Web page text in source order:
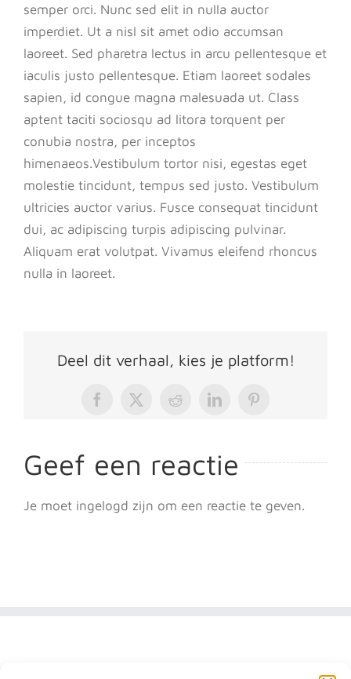
semper orci. Nunc sed elit in nulla auctor
imperdiet. Ut a nisl sit amet odio accumsan
laoreet. Sed pharetra lectus in arcu pellentesque et
iaculis justo pellentesque. Etiam laoreet sodales
sapien, id congue magna malesuada ut. Class
aptent taciti sociosqu ad litora torquent per
conubia nostra, per inceptos
himenaeos.Vestibulum tortor nisi, egestas eget
molestie tincidunt, tempus sed justo. Vestibulum
ultricies auctor varius. Fusce consequat tincidunt
dui, ac adipiscing turpis adipiscing pulvinar.
Aliquam erat volutpat. Vivamus eleifend rhoncus
nulla in laoreet.
Deel dit verhaal, kies je platform!
Facebook
X RedditLinkedInPinterest
Geef een reactie
Je moet ingelogd zijn om een reactie te geven.